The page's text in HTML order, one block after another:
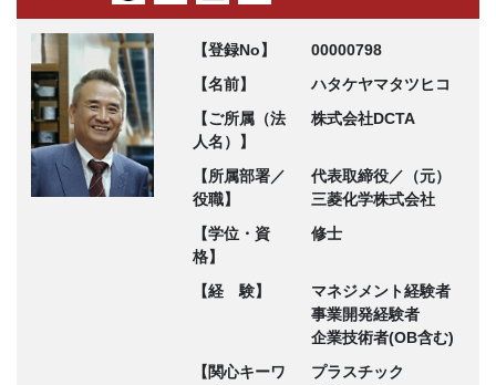
【登録No】
00000798
【名前】
ハタケヤマタツヒコ
【ご所属（法
人名）】
株式会社DCTA
【所属部署／
役職】
代表取締役／（元）
三菱化学株式会社
【学位・資
格】
修士
【経 験】
マネジメント経験者
事業開発経験者
企業技術者(OB含む)
【関心キーワ
プラスチック